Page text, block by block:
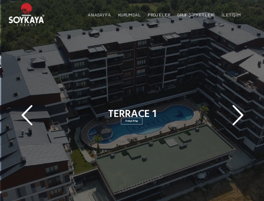
ANASAYFA KURUMSAL PROJELER GRUP ŞİRKETLERİ İLETIŞIM
TERRACE 1
Detaylı Bilgi